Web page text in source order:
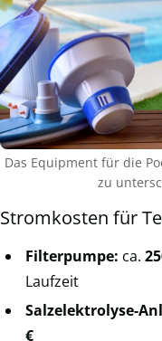
Das Equipment für die
zu
Stromkosten für
Filterpumpe: ca.
Laufzeit
Salzelektrolyse-
€